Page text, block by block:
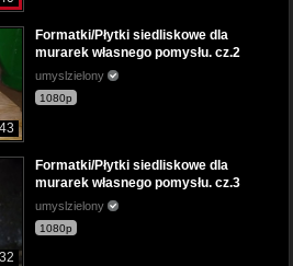
Formatki/Płytki siedliskowe dla
murarek własnego pomysłu. cz.2
umyslzielony
1080p
Formatki/Płytki siedliskowe dla
murarek własnego pomysłu. cz.3
umyslzielony
1080p